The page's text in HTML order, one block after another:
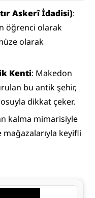
Askerî İdadisi):
öğrenci olarak
olarak
Kenti: Makedon
bu antik şehir,
dikkat çeker.
kalma mimarisiyle
keyifli